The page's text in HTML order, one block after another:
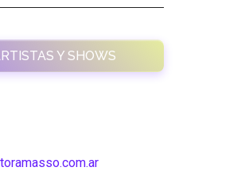
Y SHOWS